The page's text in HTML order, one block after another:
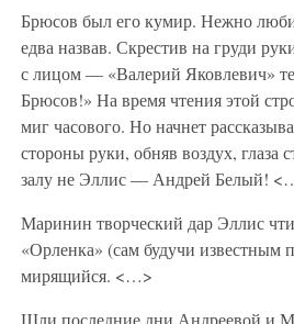
Брюсов был его кумир. Нежно
едва назвав. Скрестив на груди
с лицом — «Валерий Яковлевич»
Брюсов!» На время чтения этой
миг часового. Но начнет
стороны руки, обняв воздух, глаза
залу не Эллис — Андрей Белый!
Маринин творческий дар Эллис
«Орленка» (сам будучи известным
мирящийся. <…>
Шли последние дни Андреевой и